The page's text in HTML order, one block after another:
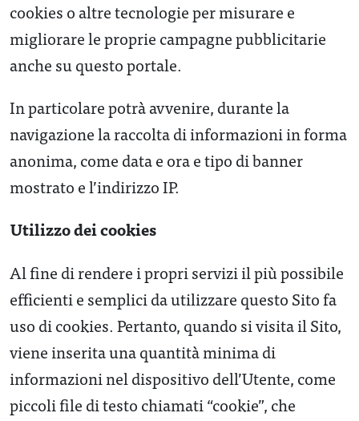
cookies o altre tecnologie per misurare e
migliorare le proprie campagne pubblicitarie
anche su questo portale.
In particolare potrà avvenire, durante la
navigazione la raccolta di informazioni in forma
anonima, come data e ora e tipo di banner
mostrato e l’indirizzo IP.
Utilizzo dei cookies
Al fine di rendere i propri servizi il più possibile
efficienti e semplici da utilizzare questo Sito fa
uso di cookies. Pertanto, quando si visita il Sito,
viene inserita una quantità minima di
informazioni nel dispositivo dell’Utente, come
piccoli file di testo chiamati “cookie”, che